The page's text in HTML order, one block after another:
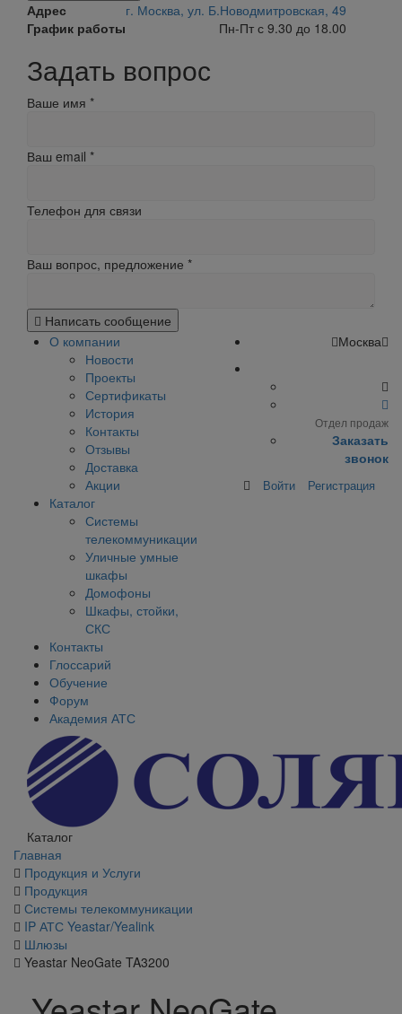
Адрес
г. Москва, ул. Б.Новодмитровская, 49
График работы
Пн-Пт с 9.30 до 18.00
Задать вопрос
Ваше имя *
Ваш email *
Телефон для связи
Ваш вопрос, предложение *
Написать сообщение
О компании
Новости
Проекты
Сертификаты
История
Контакты
Отзывы
Доставка
Акции
Каталог
Системы
телекоммуникации
Уличные умные
шкафы
Домофоны
Шкафы, стойки,
СКС
Контакты
Глоссарий
Обучение
Форум
Академия АТС
Москва
Отдел продаж
Заказать
звонок
Войти Регистрация
Каталог
Главная
Продукция и Услуги
Продукция
Системы телекоммуникации
IP АТС Yeastar/Yealink
Шлюзы
Yeastar NeoGate TA3200